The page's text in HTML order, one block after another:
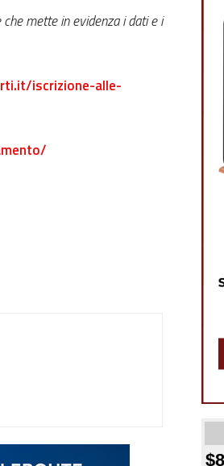
mette in evidenza i dati e i
iscrizione-alle-